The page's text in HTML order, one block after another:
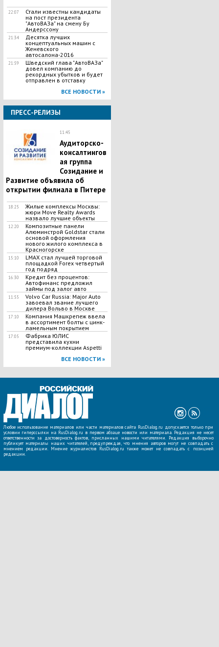
22:07
Стали известны кандидаты
на пост президента
"АвтоВАЗа" на смену Бу
Андерссону
21:34
Десятка лучших
концептуальных машин с
Женевского
автосалона-2016
21:59
Шведский глава "АвтоВАЗа"
довел компанию до
рекордных убытков и будет
отправлен в отставку
ВСЕ НОВОСТИ »
ПРЕСС-РЕЛИЗЫ
11:45
Аудиторско-
консалтингов
ая группа
Созидание и
Развитие объявила об
открытии филиала в Питере
18:25
Жилые комплексы Москвы:
жюри Move Realty Awards
назвало лучшие объекты
12:20
Композитные панели
Алюминстрой Goldstar стали
основой оформления
нового жилого комплекса в
Красногорске
15:10
LMAX стал лучшей торговой
площадкой Forex четвертый
год подряд
16:30
Кредит без процентов:
Автофинанс предложил
займы под залог авто
11:55
Volvo Car Russia: Major Auto
завоевал звание лучшего
дилера Вольво в Москве
17:10
Компания Машкрепеж ввела
в ассортимент болты с цинк-
ламельным покрытием
17:05
Фабрика ЮЛИС
представила кухни
премиум-коллекции Aspetti
ВСЕ НОВОСТИ »
Любое использование материалов или части материалов сайта RusDialog.ru допускается только при
условии гиперссылки на RusDialog.ru в первом абзаце новости или материала. Редакция не несет
ответственности за достоверность фактов, присланных нашими читателями. Редакция выборочно
публикует материалы наших читателей, предупреждая, что мнения авторов могут не совпадать с
мнением редакции. Мнение журналистов RusDialog.ru также может не совпадать с позицией
редакции.